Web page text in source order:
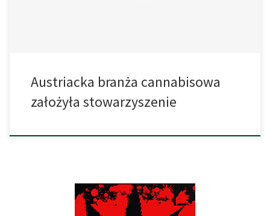
Austriacka branża cannabisowa
założyła stowarzyszenie